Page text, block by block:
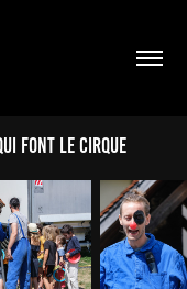
font le cirque